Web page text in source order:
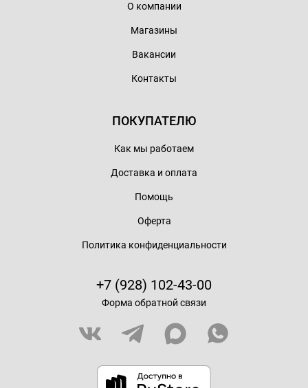
О компании
Магазины
Вакансии
Контакты
ПОКУПАТЕЛЮ
Как мы работаем
Доставка и оплата
Помощь
Оферта
Политика конфиденциальности
+7 (928) 102-43-00
Форма обратной связи